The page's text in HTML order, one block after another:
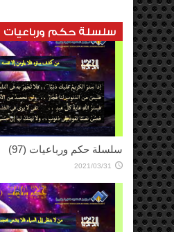
كتاب المعلم السعودي
2014/05/05
سلسلة حكم ورباعيات